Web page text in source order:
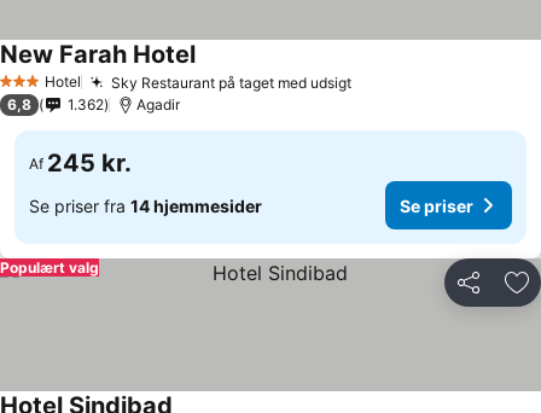
3 StjernerHotel Sky Restaurant på taget med udsigt
New Farah Hotel
6,8 1.362 Agadir
Af 245 kr.
Se priser fra 14 hjemmesider Se priser
Del
Populært valg
Hotel Sindibad